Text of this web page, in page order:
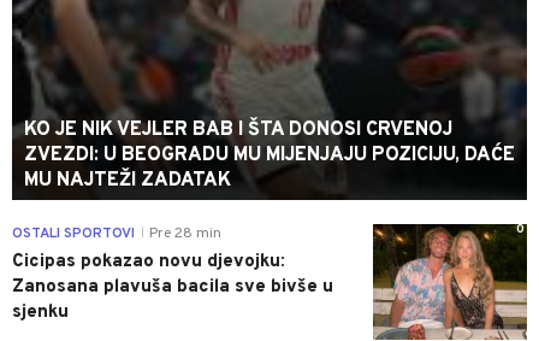
KO JE NIK VEJLER BAB I ŠTA DONOSI CRVENOJ
ZVEZDI: U BEOGRADU MU MIJENJAJU POZICIJU, DAĆE
MU NAJTEŽI ZADATAK
0
OSTALI SPORTOVI Pre 28 min
Cicipas pokazao novu djevojku:
Zanosana plavuša bacila sve bivše u
sjenku